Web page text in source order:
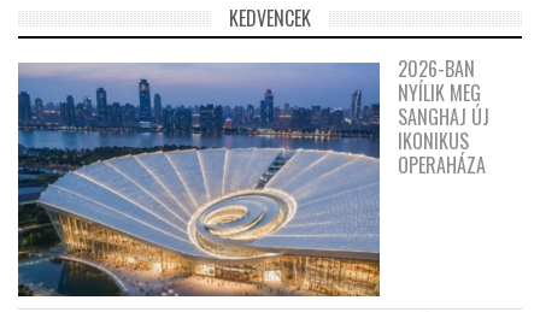
KEDVENCEK
2026-BAN
NYÍLIK MEG
SANGHAJ ÚJ
IKONIKUS
OPERAHÁZA